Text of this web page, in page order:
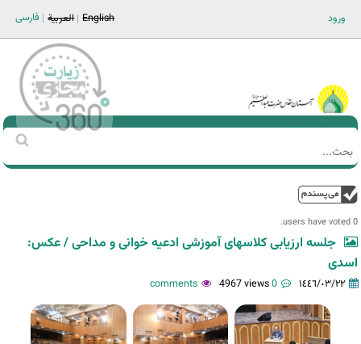
ورود فارسی العربية English
Main men-AR
استمارة
‏
0 users have voted.
جلسه ارزیابی کلاسهای آموزشی ادعیه خوانی و مداحی / عکس:
اسدی
١٤٤٦/٠٣/٢٢ 0 comments
4967 views